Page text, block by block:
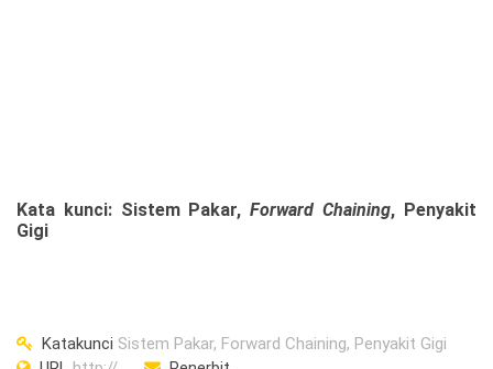
Kata kunci: Sistem Pakar,Forward Chaining, Penyakit
Gigi
Katakunci Sistem Pakar, Forward Chaining, Penyakit Gigi